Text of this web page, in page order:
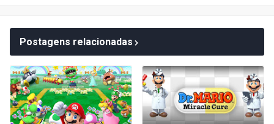
Postagens relacionadas